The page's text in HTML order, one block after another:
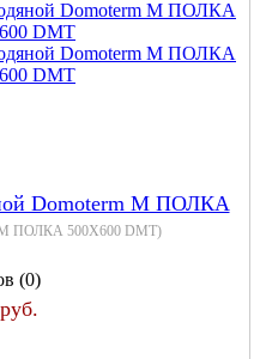
Domoterm М ПОЛКА
ПОЛКА 500Х600 DMT)
(0)